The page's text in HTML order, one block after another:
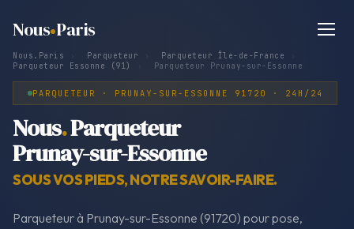
Nous Paris
Nous.Paris Parqueteur Parqueteur Île-de-France
Parqueteur Essonne (91)
Parqueteur Prunay-sur-Essonne
PARQUETEUR · PRUNAY-SUR-ESSONNE 91720 · 24H/24
Nous.Parqueteur
Prunay-sur-Essonne
SOUS VOS PIEDS, NOTRE SAVOIR-FAIRE.
Parqueteur à Prunay-sur-Essonne (91720) pour pose,